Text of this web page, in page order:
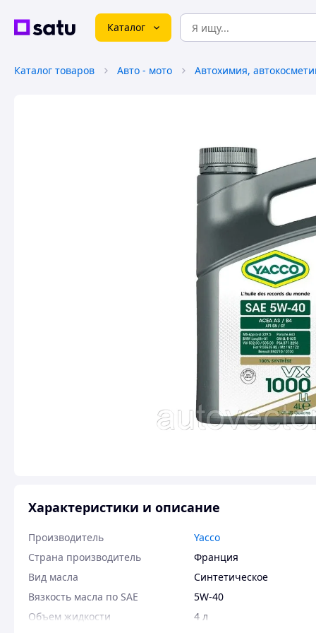
Каталог
Каталог товаров Авто - мото
Характеристики и описание
Производитель
Yacco
Страна производитель
Франция
Вид масла
Синтетическое
Вязкость масла по SAE
5W-40
Объем жидкости
4 л